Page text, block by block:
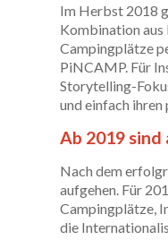
Im Herbst 2018
Kombination aus
Campingplätze
PiNCAMP. Für
Storytelling-
und einfach ihren
Ab 2019 sind
Nach dem
aufgehen. Für
Campingplätze,
die